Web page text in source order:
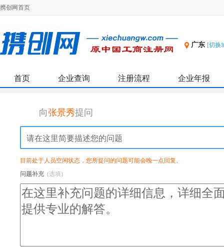
携创网首页
广东 [切换
首页 企业查询 注册流程 企业年报
向张景秀提问
目前处于人员空闲状态，您所提问的问题可能会晚一点回复。
问题补充 (选填)